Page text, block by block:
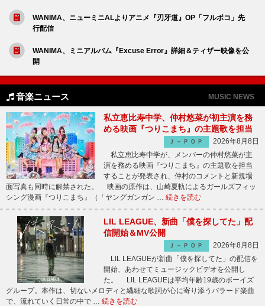
WANIMA、ニューミニALよりアニメ『刃牙道』OP「フルボコ」先
行配信
WANIMA、ミニアルバム『Excuse Error』詳細＆ティザー映像を公
開
音楽ニュース MUSIC NEWS
私立恵比寿中学、仲村悠菜が初主演を務
める映画『つりこまち』の主題歌を担当
Ｊ－ＰＯＰ
2026年8月8日
私立恵比寿中学が、メンバーの仲村悠菜が主
演を務める映画『つりこまち』の主題歌を担当
することが発表され、仲村のコメントと新規場
面写真も同時に解禁された。 映画の原作は、山崎夏軌によるガールズフィッ
シング漫画『つりこまち』（「ヤングガンガン … 続きを読む
LIL LEAGUE、新曲「僕を探してた」配
信開始＆MV公開
Ｊ－ＰＯＰ
2026年8月8日
LIL LEAGUEが新曲「僕を探してた」の配信を
開始、あわせてミュージックビデオを公開し
た。 LIL LEAGUEは平均年齢19歳のボーイズ
グループ。本作は、切ないメロディと繊細な歌詞が心に寄り添うバラード楽曲
で、流れていく日常の中で … 続きを読む